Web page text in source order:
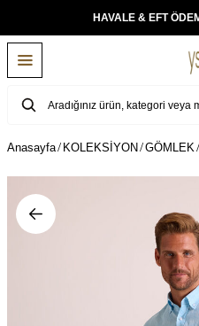
HAVALE & EFT
Anasayfa KOLEKSİYON GÖMLEK